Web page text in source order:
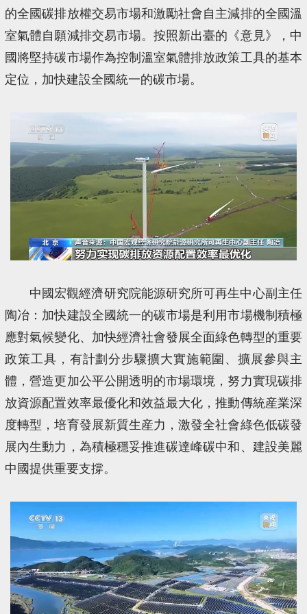
的全國碳排放權交易市場和激勵社會自主減排的全國溫
室氣體自願減排交易市場。按照新出臺的《意見》，中
國將堅持碳市場作為控制溫室氣體排放政策工具的基本
定位，加快建設全國統一的碳市場。
中國宏觀經濟研究院能源研究所可再生中心副主任
陶冶：加快建設全國統一的碳市場是利用市場機制積極
應對氣候變化、加快經濟社會發展全面綠色轉型的重要
政策工具，有計劃分步驟擴大實施範圍、擴展參與主
體，營造更加公平公開透明的市場環境，努力實現碳排
放資源配置效率最優化和效益最大化，推動傳統産業深
度轉型，培育發展新質生産力，激發全社會綠色低碳發
展內生動力，為積極穩妥推進碳達峰碳中和、建設美麗
中國提供重要支撐。